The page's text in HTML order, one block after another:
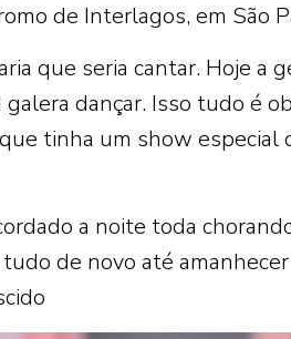
de Interlagos, em São
que seria cantar. Hoje a
dançar. Isso tudo é
tinha um show
a noite toda
de novo até